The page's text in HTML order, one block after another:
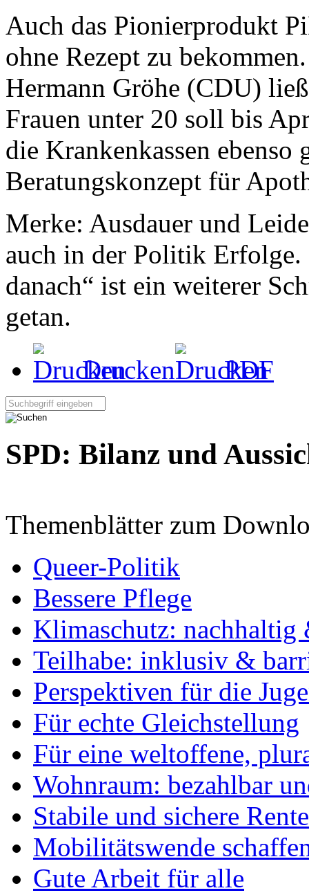
Auch das Pionierprodukt
ohne Rezept zu
Hermann Gröhe (CDU)
Frauen unter 20 soll bis
die Krankenkassen ebenso
Beratungskonzept für
Merke: Ausdauer und
auch in der Politik
danach“ ist ein weiterer
getan.
Drucken
PDF
Seite durchsuchen:
SPD: Bilanz und
Themenblätter zum
Queer-Politik
Bessere Pflege
Klimaschutz: nachhaltig
Teilhabe: inklusiv &
Perspektiven für die
Für echte Gleichstellung
Für eine weltoffene,
Wohnraum: bezahlbar
Stabile und sichere
Mobilitätswende
Gute Arbeit für alle